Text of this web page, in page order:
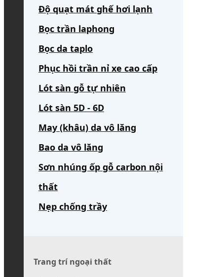
Độ quạt mát ghế hơi lạnh
Bọc trần laphong
Bọc da taplo
Phục hồi trần nỉ xe cao cấp
Lót sàn gỗ tự nhiên
Lót sàn 5D - 6D
May (khâu) da vô lăng
Bao da vô lăng
Sơn nhúng ốp gỗ carbon nội
thất
Nẹp chống trầy
Trang trí ngoại thất